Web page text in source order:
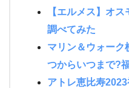
【エルメス】オ
調べてみた
マリン＆ウォーク
つからいつまで?
アトレ恵比寿